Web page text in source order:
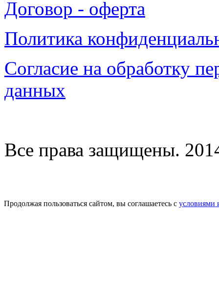
Договор - оферта
Политика
Согласие на обработку
данных
Все права защищены.
Продолжая пользоваться сайтом, вы соглашаетесь с условиями